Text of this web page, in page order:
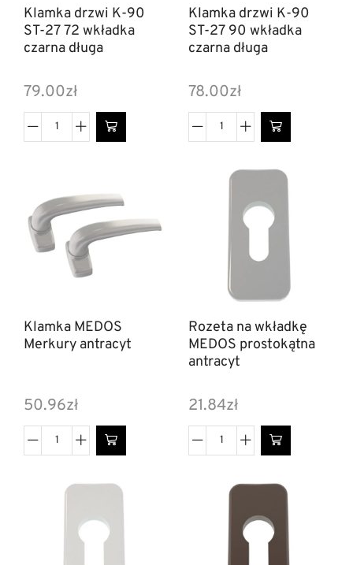
Klamka drzwi K-90
ST-27 72 wkładka
czarna długa
79.00zł
Klamka drzwi K-90
ST-27 90 wkładka
czarna długa
78.00zł
Klamka MEDOS
Merkury antracyt
50.96zł
Rozeta na wkładkę
MEDOS prostokątna
antracyt
21.84zł